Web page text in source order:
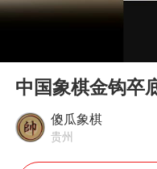
Play
中国象棋金钩卒
傻瓜象棋
贵州